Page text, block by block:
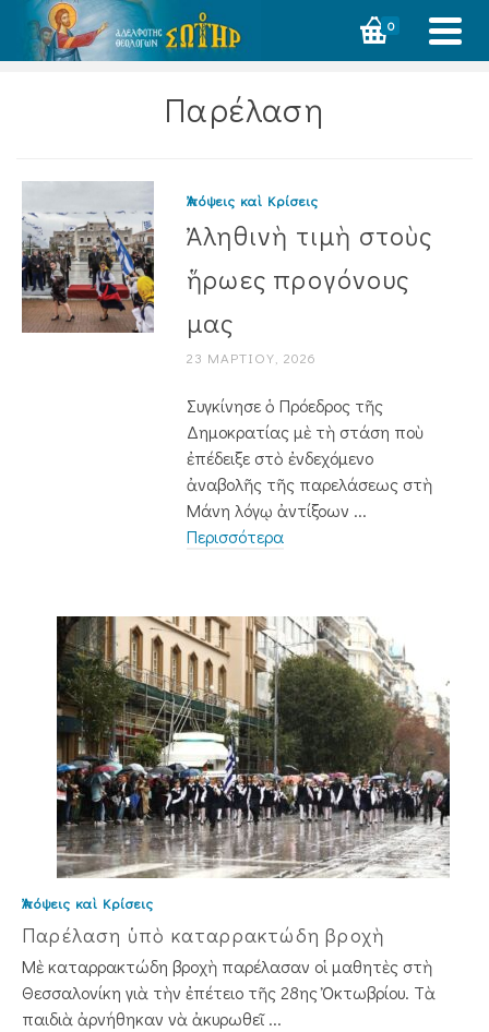
0
Παρέλαση
Ἀπόψεις καὶ Κρίσεις
Ἀληθινὴ τιμὴ στοὺς
ἥρωες προγόνους
μας
23 ΜΑΡΤΊΟΥ, 2026
Συγκίνησε ὁ Πρόεδρος τῆς
Δημοκρατίας μὲ τὴ στάση ποὺ
ἐπέδειξε στὸ ἐνδεχόμενο
ἀναβολῆς τῆς παρελάσεως στὴ
Μάνη λόγῳ ἀντίξοων ...
Περισσότερα
Ἀπόψεις καὶ Κρίσεις
Παρέλαση ὑπὸ καταρρακτώδη βροχὴ
Μὲ καταρρακτώδη βροχὴ παρέλασαν οἱ μαθητὲς στὴ
Θεσσαλονίκη γιὰ τὴν ἐπέτειο τῆς 28ης Ὀκτωβρίου. Τὰ
παιδιὰ ἀρνήθηκαν νὰ ἀκυρωθεῖ ...